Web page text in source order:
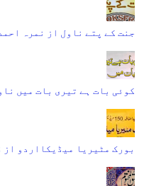
جنت کے پتے ناول از نمرہ
کوئی بات ہے تیری بات میں
بورک مٹیریا میڈیکااردو